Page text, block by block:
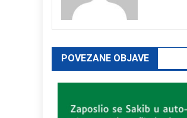
POVEZANE OBJAVE